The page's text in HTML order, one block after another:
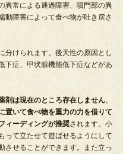
異常による通過障害、噴門部の異
動障害によって食べ物が吐き戻さ
分けられます。後天性の原因とし
下症、甲状腺機能低下症などがあ
剤は現在のところ存在しません。
置いて食べ物を重力の力を借りて
ィーディングが推奨されます。小
って立たせて遊ばせるようにして
させることができます。また立っ